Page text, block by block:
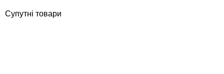
Супутні товари